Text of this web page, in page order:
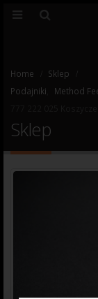
Home
Sklep
Podajniki
Method
Sklep